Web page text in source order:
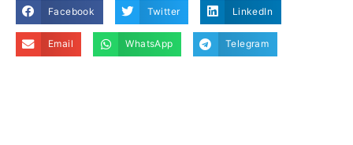
Facebook Twitter LinkedIn
Email WhatsApp Telegram